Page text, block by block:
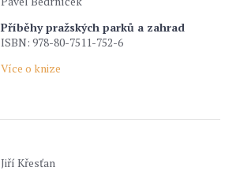
Příběhy pražských parků a zahrad
ISBN: 978-80-7511-752-6
Více o knize
Jiří Křesťan